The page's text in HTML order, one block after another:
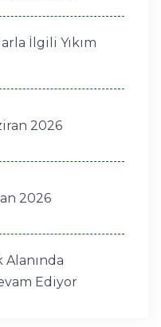
İlgili Yıkım
2026
2026
Alanında
Ediyor